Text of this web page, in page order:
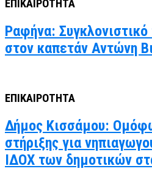
ΕΠΙΚΑΙΡΟΤΗΤΑ
Ραφήνα: Συγκλονιστικό
στον καπετάν Αντώνη
ΕΠΙΚΑΙΡΟΤΗΤΑ
Δήμος Κισσάμου:
στήριξης για
ΙΔΟΧ των δημοτικών